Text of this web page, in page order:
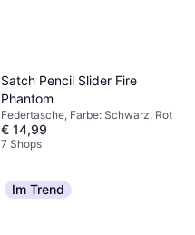
Satch Pencil Slider Fire
Phantom
Federtasche, Farbe: Schwarz, Rot
€ 14,99
7 Shops
Im Trend